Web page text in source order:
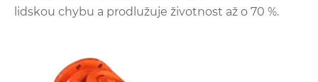
lidskou chybu a prodlužuje životnost až o 70 %.